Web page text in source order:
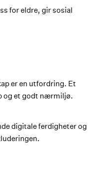
for eldre, gir sosial
er en utfordring. Et
og et godt nærmiljø.
digitale ferdigheter og